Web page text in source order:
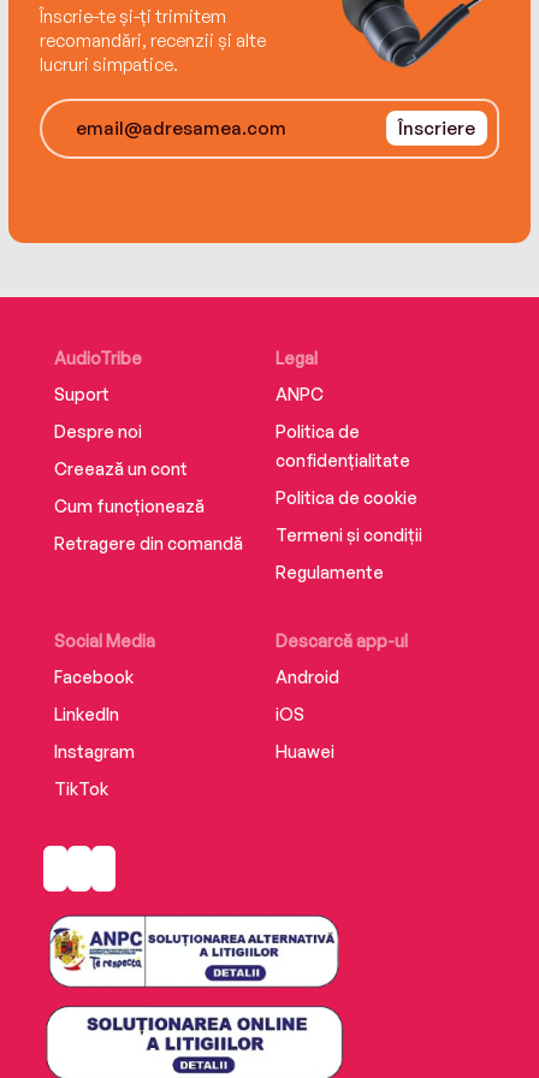
wonders if it’s true that the best stories really
do happen when you go off script.
Înscrie-te și-ți trimitem
recomandări, recenzii și alte
lucruri simpatice.
Înscriere
AudioTribe
Suport
Despre noi
Creează un cont
Cum funcționează
Retragere din comandă
Social Media
Facebook
LinkedIn
Instagram
TikTok
Descarcă app-ul
Android
iOS
Huawei
Legal
ANPC
Politica de
confidențialitate
Politica de cookie
Termeni și condiții
Regulamente